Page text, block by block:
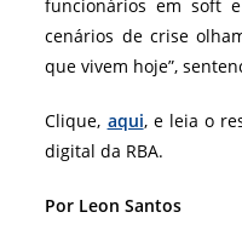
funcionários em soft
cenários de crise
que vivem hoje”,
Clique, aqui, e leia o
digital da RBA.
Por Leon Santos